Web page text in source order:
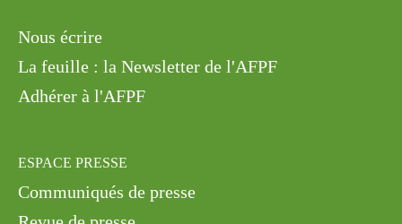
Nous écrire
La feuille : la Newsletter de l'AFPF
Adhérer à l'AFPF
ESPACE PRESSE
Communiqués de presse